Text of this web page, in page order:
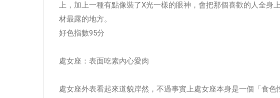
上，加上一種有點像裝了X光一樣的眼神，會把那個喜歡的人全身
材最露的地方。
好色指數95分
處女座：表面吃素內心愛肉
處女座外表看起來道貌岸然，不過事實上處女座本身是一個「食